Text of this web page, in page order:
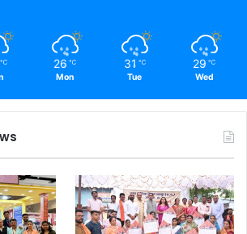
℃ 26 ℃
Mon
31 ℃
Tue
29 ℃
Wed